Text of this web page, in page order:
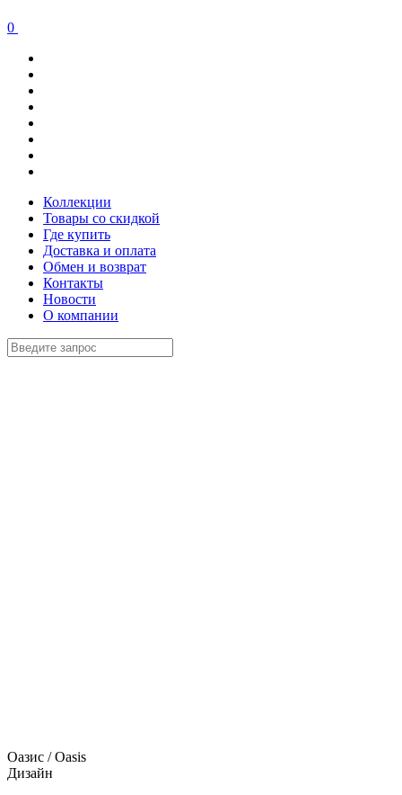
0
Коллекции
Товары со скидкой
Где купить
Доставка и оплата
Обмен и возврат
Контакты
Новости
О компании
Оазис / Oasis
Дизайн